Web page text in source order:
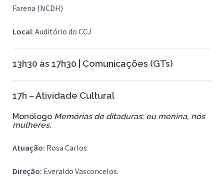
Farena (NCDH)
Local: Auditório do CCJ
13h30 às 17h30 | Comunicações (GTs)
17h – Atividade Cultural
Monólogo Memórias de ditaduras: eu menina, nós
mulheres.
Atuação: Rosa Carlos
Direção: Everaldo Vasconcelos.